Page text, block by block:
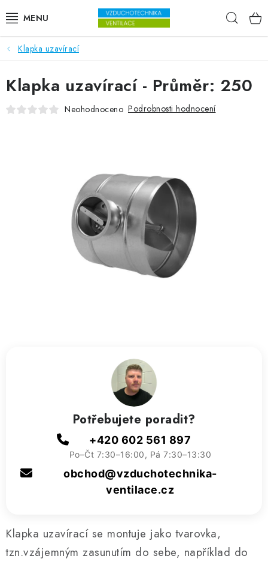
VENTILÁTORY
VZDUCHOTECHNIKA
REKUPERACE
ÚPRAVA VZDUCHU
ODVLHČOVAČE
ZVLHČOVAČE VZDUCHU PRŮMYSLOVÉ
Reference a zkušenosti
Rady a tipy
Kontakty
Klapka uzavírací
Klapka uzavírací se montuje jako tvarovka,
tzn.vzájemným zasunutím do sebe, například do
Klapka uzavírací - Průměr: 250
Neohodnoceno Podrobnosti hodnocení
Potřebujete poradit?
+420 602 561 897
Po–Čt 7:30–16:00, Pá 7:30–13:30
obchod@vzduchotechnika-
ventilace.cz